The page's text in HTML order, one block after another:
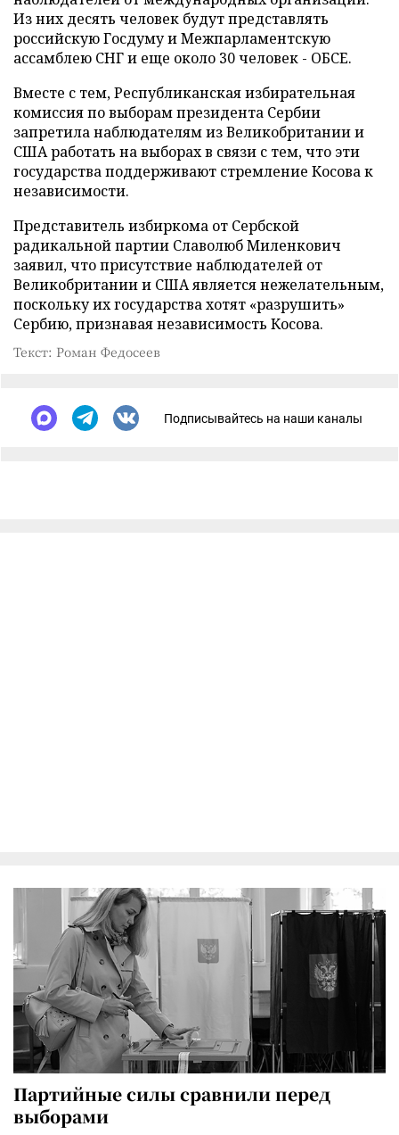
Из них десять человек будут представлять
российскую Госдуму и Межпарламентскую
ассамблею СНГ и еще около 30 человек - ОБСЕ.
Вместе с тем, Республиканская избирательная
комиссия по выборам президента Сербии
запретила наблюдателям из Великобритании и
США работать на выборах в связи с тем, что эти
государства поддерживают стремление Косова к
независимости.
Представитель избиркома от Сербской
радикальной партии Славолюб Миленкович
заявил, что присутствие наблюдателей от
Великобритании и США является нежелательным,
поскольку их государства хотят «разрушить»
Сербию, признавая независимость Косова.
Текст: Роман Федосеев
Подписывайтесь на наши каналы
Партийные силы сравнили перед
выборами